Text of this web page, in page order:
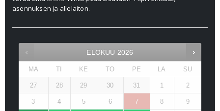
asennuksen ja allelaiton.
ELOKUU 2026
MA TI KE TO PE LA SU
27 28 29 30 31 1 2
3 4 5 6 7 8 9